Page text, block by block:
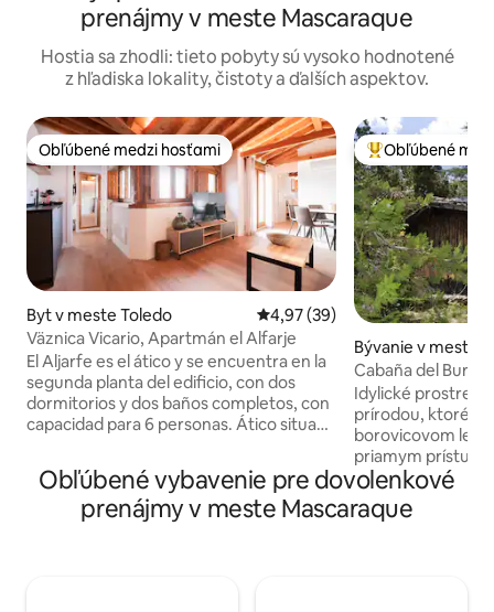
prenájmy v meste Mascaraque
Hostia sa zhodli: tieto pobyty sú vysoko hodnotené
z hľadiska lokality, čistoty a ďalších aspektov.
Obľúbené medzi hosťami
Obľúbené medzi hosťami
Byt v meste Toledo Priemerné ohodnotenie 4,97
4,97 (39)
Väznica Vicario, Apartmán el Alfarje
El Aljarfe es el ático y se encuentra en la
segunda planta del edificio, con dos
dormitorios y dos baños completos, con
capacidad para 6 personas. Ático situado
terraza con vistas a la ciudad. Cuenta
con dos dormitorios doble, uno de ellos
con dos camas de 90cm, además de un
sofá cama en el salón, con capacidad
Najobľúbenejšie
Obľúbené
Bývanie v meste
Parra
Cabaña del
Idylické
prírodou, ktoré sa
borovicovom lese
priamym
ideálny pre páry a
priestrannej
vybavenej
Obľúbené vybavenie pre dovolenkové
prenájmy v meste Mascaraque